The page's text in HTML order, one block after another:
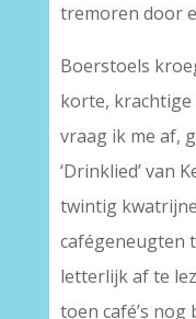
tremoren door
Boerstoels
korte, krachtige
vraag ik me af,
‘Drinklied’ van
twintig
cafégeneugten
letterlijk af te
toen café’s